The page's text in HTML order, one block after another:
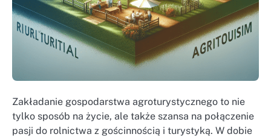
Zakładanie gospodarstwa agroturystycznego to nie
tylko sposób na życie, ale także szansa na połączenie
pasji do rolnictwa z gościnnością i turystyką. W dobie